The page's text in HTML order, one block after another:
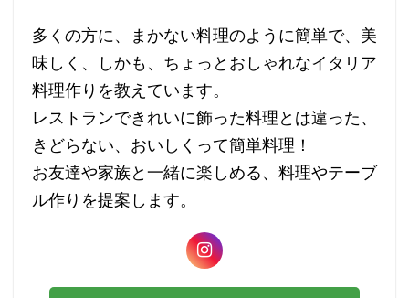
多くの方に、まかない料理のように簡単で、美
味しく、しかも、ちょっとおしゃれなイタリア
料理作りを教えています。
レストランできれいに飾った料理とは違った、
きどらない、おいしくって簡単料理！
お友達や家族と一緒に楽しめる、料理やテーブ
ル作りを提案します。